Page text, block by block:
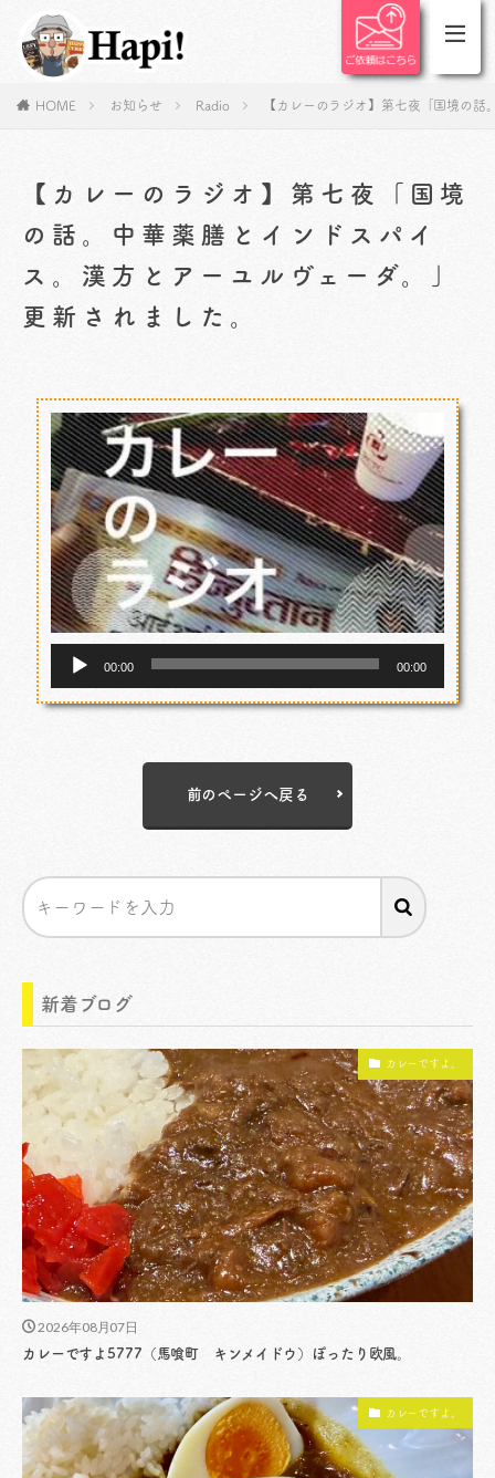
HOME お知らせ Radio 【カレーのラジオ】第七夜「国境の
【カレーのラジオ】第七夜「国境
の話。中華薬膳とインドスパイ
ス。漢方とアーユルヴェーダ。」
更新されました。
プ
00:00 00:00
前のページへ戻る
新着ブログ
カレーですよ。
2026年08月07日
カレーですよ5777（馬喰町 キンメイドウ）ぽったり欧風。
カレーですよ。